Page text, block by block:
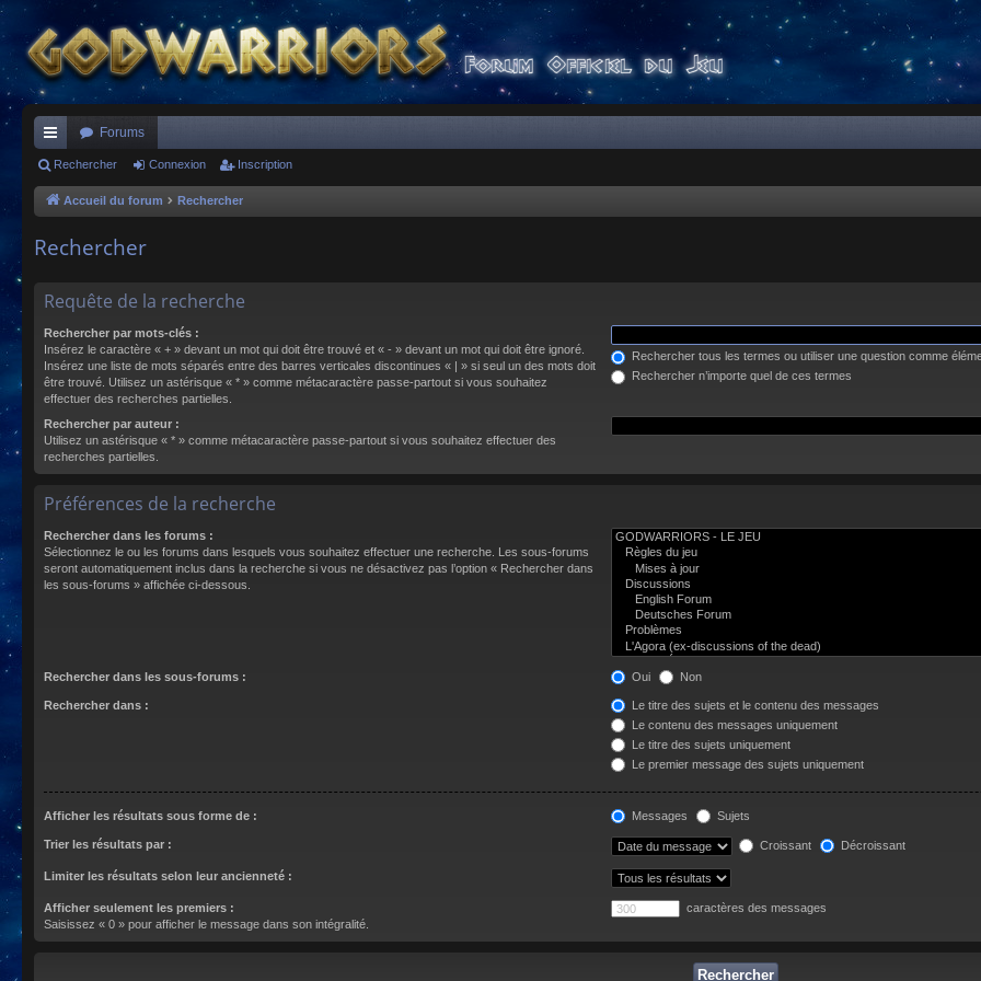
ac
co
s
Forums
Rechercher Connexion Inscription
Accueil du forum Rechercher
Rechercher
Requête de la recherche
Rechercher par mots-clés :
Insérez le caractère « + » devant un mot qui doit être trouvé et « - » devant un mot qui doit être ignoré.
Insérez une liste de mots séparés entre des barres verticales discontinues « | » si seul un des mots doit
être trouvé. Utilisez un astérisque « * » comme métacaractère passe-partout si vous souhaitez
effectuer des recherches partielles.
Rechercher tous les termes ou utiliser une question comme
Rechercher n’importe quel de ces termes
Rechercher par auteur :
Utilisez un astérisque « * » comme métacaractère passe-partout si vous souhaitez effectuer des
recherches partielles.
Préférences de la recherche
Rechercher dans les forums :
Sélectionnez le ou les forums dans lesquels vous souhaitez effectuer une recherche. Les sous-forums
seront automatiquement inclus dans la recherche si vous ne désactivez pas l’option « Rechercher dans
les sous-forums » affichée ci-dessous.
Rechercher dans les sous-forums : Oui Non
Rechercher dans :
Le titre des sujets et le contenu des messages
Le contenu des messages uniquement
Le titre des sujets uniquement
Le premier message des sujets uniquement
Afficher les résultats sous forme de : Messages Sujets
Trier les résultats par : Croissant Décroissant
Limiter les résultats selon leur ancienneté :
Afficher seulement les premiers :
Saisissez « 0 » pour afficher le message dans son intégralité.
caractères des messages